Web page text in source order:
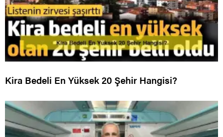
Kira Bedeli En Yüksek 20 Şehir Hangisi?